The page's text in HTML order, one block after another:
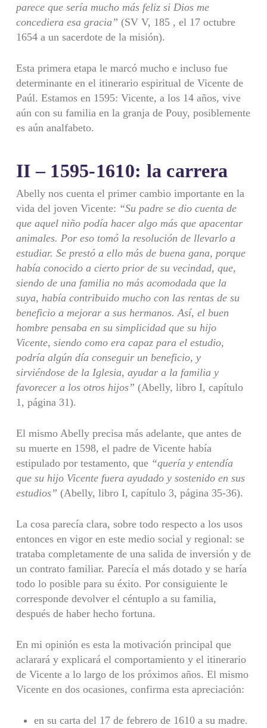
parece que sería mucho más feliz si Dios me
concediera esa gracia” (SV V, 185 , el 17 octubre
1654 a un sacerdote de la misión).
Esta primera etapa le marcó mucho e incluso fue
determinante en el itinerario espiritual de Vicente de
Paúl. Estamos en 1595: Vicente, a los 14 años, vive
aún con su familia en la granja de Pouy, posiblemente
es aún analfabeto.
II – 1595-1610: la carrera
Abelly nos cuenta el primer cambio importante en la
vida del joven Vicente: “Su padre se dio cuenta de
que aquel niño podía hacer algo más que apacentar
animales. Por eso tomó la resolución de llevarlo a
estudiar. Se prestó a ello más de buena gana, porque
había conocido a cierto prior de su vecindad, que,
siendo de una familia no más acomodada que la
suya, había contribuido mucho con las rentas de su
beneficio a mejorar a sus hermanos. Así, el buen
hombre pensaba en su simplicidad que su hijo
Vicente, siendo como era capaz para el estudio,
podría algún día conseguir un beneficio, y
sirviéndose de la Iglesia, ayudar a la familia y
favorecer a los otros hijos” (Abelly, libro I, capítulo
1, página 31).
El mismo Abelly precisa más adelante, que antes de
su muerte en 1598, el padre de Vicente había
estipulado por testamento, que “quería y entendía
que su hijo Vicente fuera ayudado y sostenido en sus
estudios” (Abelly, libro I, capítulo 3, página 35-36).
La cosa parecía clara, sobre todo respecto a los usos
entonces en vigor en este medio social y regional: se
trataba completamente de una salida de inversión y de
un contrato familiar. Parecía el más dotado y se haría
todo lo posible para su éxito. Por consiguiente le
corresponde devolver el céntuplo a su familia,
después de haber hecho fortuna.
En mi opinión es esta la motivación principal que
aclarará y explicará el comportamiento y el itinerario
de Vicente a lo largo de los próximos años. El mismo
Vicente en dos ocasiones, confirma esta apreciación:
en su carta del 17 de febrero de 1610 a su madre.